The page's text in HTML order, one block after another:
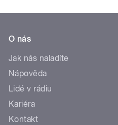
O nás
Jak nás naladíte
Nápověda
Lidé v rádiu
Kariéra
Kontakt